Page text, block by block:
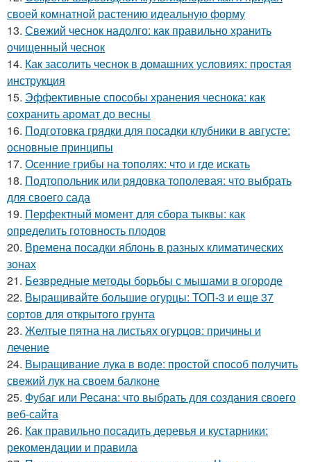
своей комнатной растению идеальную форму
13. Свежий чеснок надолго: как правильно хранить
очищенный чеснок
14. Как засолить чеснок в домашних условиях: простая
инструкция
15. Эффективные способы хранения чеснока: как
сохранить аромат до весны
16. Подготовка грядки для посадки клубники в августе:
основные принципы
17. Осенние грибы на тополях: что и где искать
18. Подтопольник или рядовка тополевая: что выбрать
для своего сада
19. Перфектный момент для сбора тыквы: как
определить готовность плодов
20. Времена посадки яблонь в разных климатических
зонах
21. Безвредные методы борьбы с мышами в огороде
22. Выращивайте большие огурцы: ТОП-3 и еще 37
сортов для открытого грунта
23. Желтые пятна на листьях огурцов: причины и
лечение
24. Выращивание лука в воде: простой способ получить
свежий лук на своем балконе
25. Фубаг или Ресана: что выбрать для создания своего
веб-сайта
26. Как правильно посадить деревья и кустарники:
рекомендации и правила